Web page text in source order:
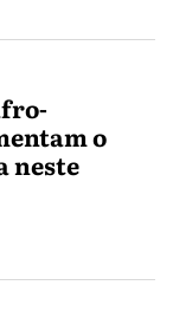
o
neste